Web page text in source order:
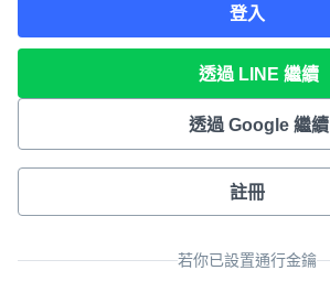
登入
透過 LINE 繼續
透過 Google 繼續
註冊
若你已設置通行金鑰